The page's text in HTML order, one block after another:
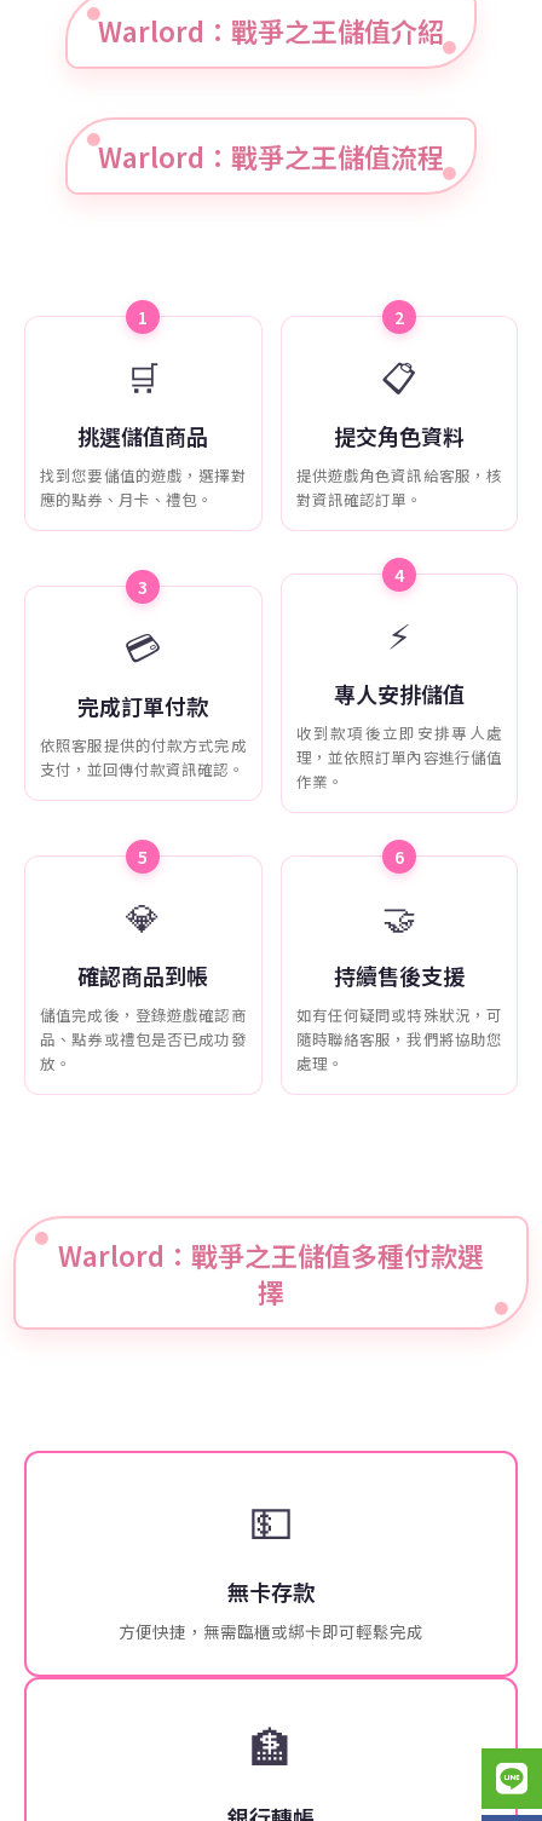
Warlord：戰爭之王儲值介紹
Warlord：戰爭之王儲值流程
1
🛒
挑選儲值商品
找到您要儲值的遊戲，選擇對
應的點券、月卡、禮包。
2
📋
提交角色資料
提供遊戲角色資訊給客服，核
對資訊確認訂單。
3
💳
完成訂單付款
依照客服提供的付款方式完成
支付，並回傳付款資訊確認。
4
⚡
專人安排儲值
收到款項後立即安排專人處
理，並依照訂單內容進行儲值
作業。
5
💎
確認商品到帳
儲值完成後，登錄遊戲確認商
品、點券或禮包是否已成功發
放。
6
🤝
持續售後支援
如有任何疑問或特殊狀況，可
隨時聯絡客服，我們將協助您
處理。
Warlord：戰爭之王儲值多種付款選
擇
💵
無卡存款
方便快捷，無需臨櫃或綁卡即可輕鬆完成
🏦